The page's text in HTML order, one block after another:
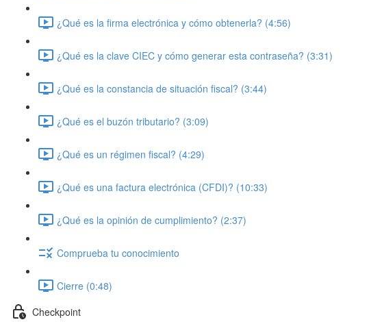
¿Qué es la firma electrónica y cómo obtenerla? (4:56)
¿Qué es la clave CIEC y cómo generar esta contraseña? (3:31)
¿Qué es la constancia de situación fiscal? (3:44)
¿Qué es el buzón tributario? (3:09)
¿Qué es un régimen fiscal? (4:29)
¿Qué es una factura electrónica (CFDI)? (10:33)
¿Qué es la opinión de cumplimiento? (2:37)
Comprueba tu conocimiento
Cierre (0:48)
Checkpoint